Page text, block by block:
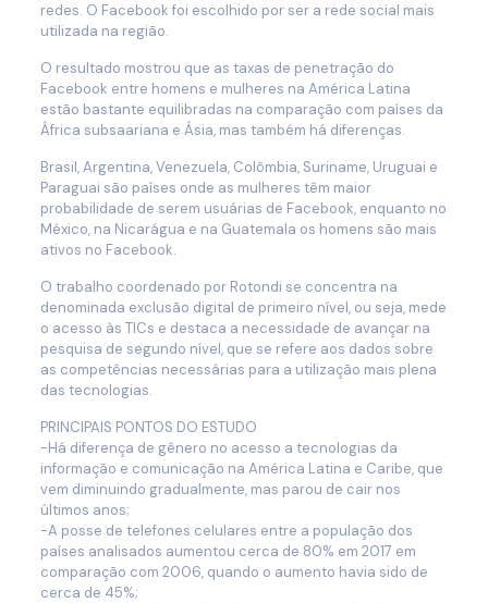
redes. O Facebook foi escolhido por ser a rede social mais
utilizada na região.
O resultado mostrou que as taxas de penetração do
Facebook entre homens e mulheres na América Latina
estão bastante equilibradas na comparação com países da
África subsaariana e Ásia, mas também há diferenças.
Brasil, Argentina, Venezuela, Colômbia, Suriname, Uruguai e
Paraguai são países onde as mulheres têm maior
probabilidade de serem usuárias de Facebook, enquanto no
México, na Nicarágua e na Guatemala os homens são mais
ativos no Facebook.
O trabalho coordenado por Rotondi se concentra na
denominada exclusão digital de primeiro nível, ou seja, mede
o acesso às TICs e destaca a necessidade de avançar na
pesquisa de segundo nível, que se refere aos dados sobre
as competências necessárias para a utilização mais plena
das tecnologias.
PRINCIPAIS PONTOS DO ESTUDO
-Há diferença de gênero no acesso a tecnologias da
informação e comunicação na América Latina e Caribe, que
vem diminuindo gradualmente, mas parou de cair nos
últimos anos;
-A posse de telefones celulares entre a população dos
países analisados aumentou cerca de 80% em 2017 em
comparação com 2006, quando o aumento havia sido de
cerca de 45%;